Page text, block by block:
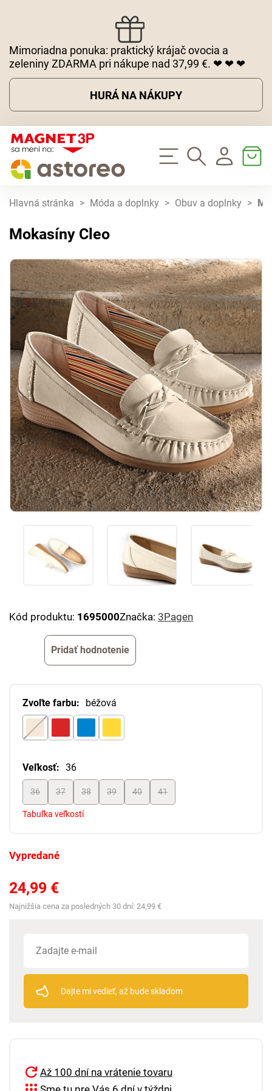
Mimoriadna ponuka: praktický krájač ovocia a
zeleniny ZDARMA pri nákupe nad 37,99 €. ❤ ❤ ❤
HURÁ NA NÁKUPY
Hlavná stránka > Móda a doplnky > Obuv a doplnky >
Mokasíny Cleo
Kód produktu: 1695000Značka: 3Pagen
Pridať hodnotenie
Zvoľte farbu: béžová
Veľkosť: 36
36 37 38 39 40 41
Tabuľka veľkostí
24,99 €
Najnižšia cena za posledných 30 dní: 24,99 €
Vypredané
Dajte mi vedieť, až bude skladom
Až 100 dní na vrátenie tovaru